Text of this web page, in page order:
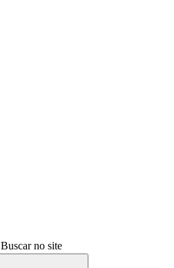
Buscar no site